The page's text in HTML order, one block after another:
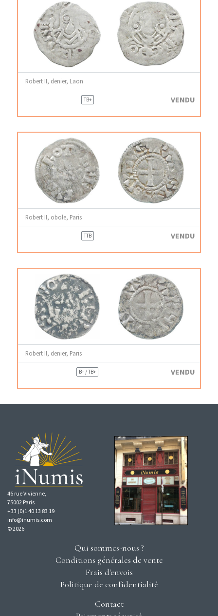
Robert II, denier, Laon
TB+ VENDU
Robert II, obole, Paris
TTB VENDU
Robert II, denier, Paris
B+ / TB+ VENDU
46 rue Vivienne,
75002 Paris
+33 (0)1 40 13 83 19
info@inumis.com
© 2026
Qui sommes-nous ?
Conditions générales de vente
Frais d'envois
Politique de confidentialité
Contact